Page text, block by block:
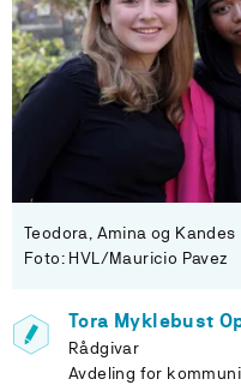
Teodora, Amina og
Foto: HVL/Mauricio Pavez
Tora Myklebust
Rådgivar
Avdeling for